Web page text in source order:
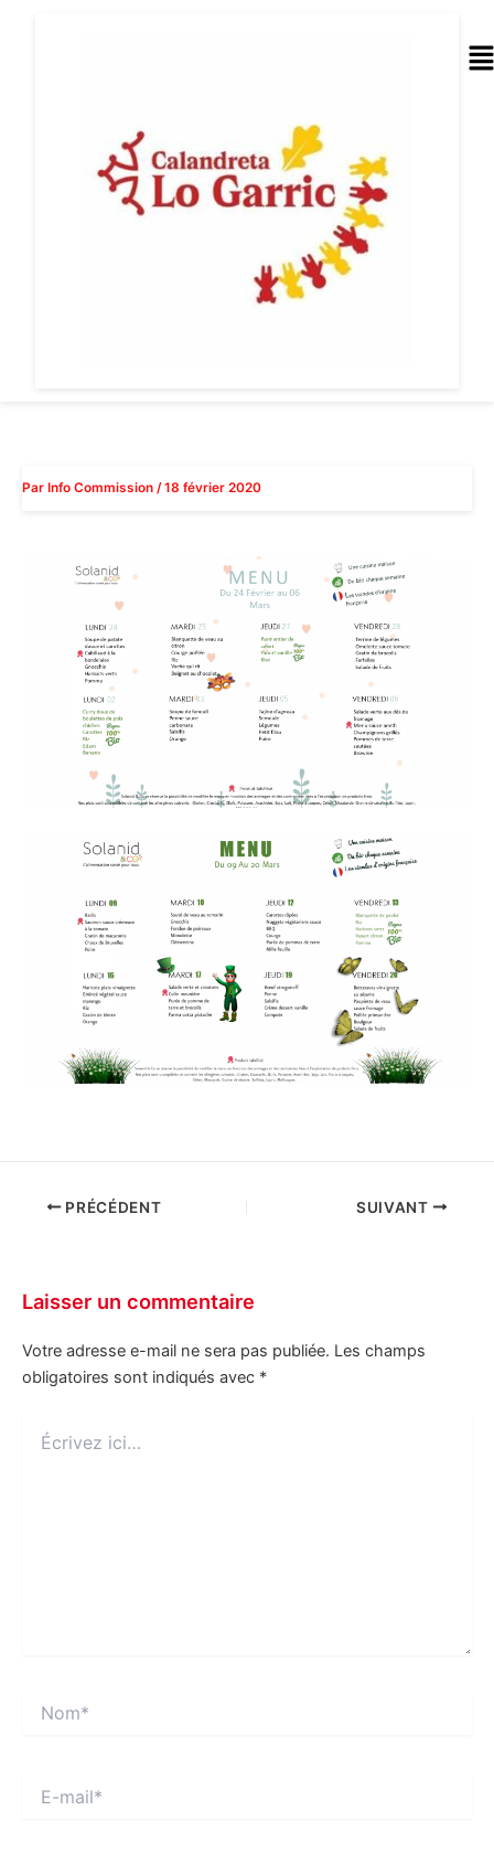
Par Info Commission /18 février 2020
PRÉCÉDENT SUIVANT
Laisser un commentaire
Votre adresse e-mail ne sera pas publiée. Les champs
obligatoires sont indiqués avec *
ici…
mail*